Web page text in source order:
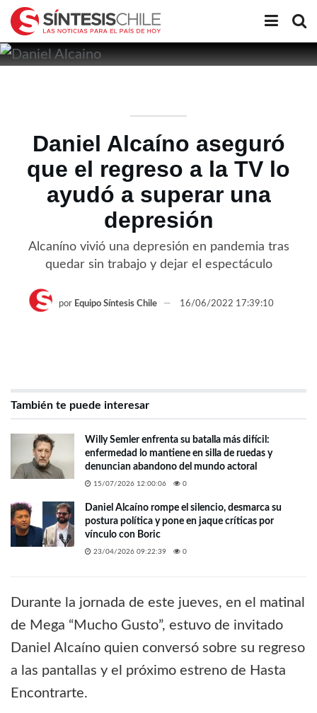
Daniel Alcaíno aseguró
que el regreso a la TV lo
ayudó a superar una
depresión
Alcaníno vivió una depresión en pandemia tras
quedar sin trabajo y dejar el espectáculo
por Equipo Síntesis Chile 16/06/2022 17:39:10
También te puede interesar
Willy Semler enfrenta su batalla más difícil:
enfermedad lo mantiene en silla de ruedas y
denuncian abandono del mundo actoral
15/07/2026 12:00:06 0
Daniel Alcaíno rompe el silencio, desmarca su
postura política y pone en jaque críticas por
vínculo con Boric
23/04/2026 09:22:39 0
Durante la jornada de este jueves, en el matinal
de Mega “Mucho Gusto”, estuvo de invitado
Daniel Alcaíno quien conversó sobre su regreso
a las pantallas y el próximo estreno de Hasta
Encontrarte.